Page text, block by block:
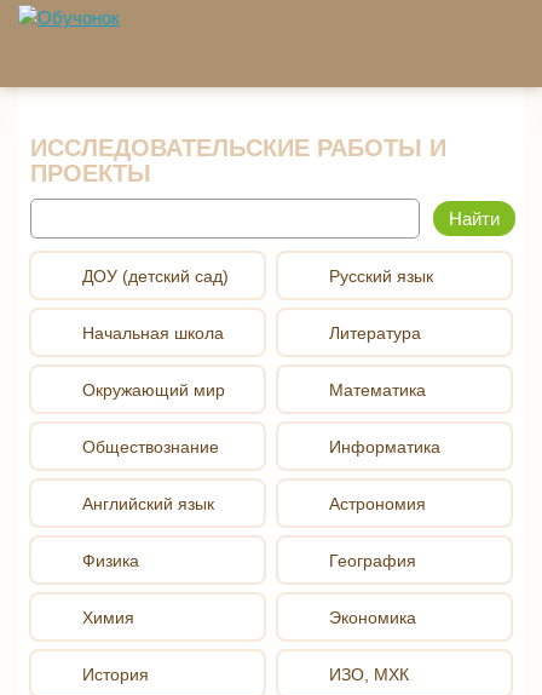
Перейти к основному содержанию
ИССЛЕДОВАТЕЛЬСКИЕ РАБОТЫ И
ПРОЕКТЫ
ДОУ (детский сад)
Начальная школа
Окружающий мир
Обществознание
Английский язык
Русский язык
Литература
Математика
Информатика
Астрономия
Физика
Химия
История
География
Экономика
ИЗО, МХК